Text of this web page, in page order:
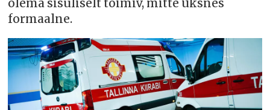
olema sisuliselt toimiv, mitte üksnes
formaalne.